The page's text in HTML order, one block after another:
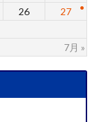
7月 »
26
27